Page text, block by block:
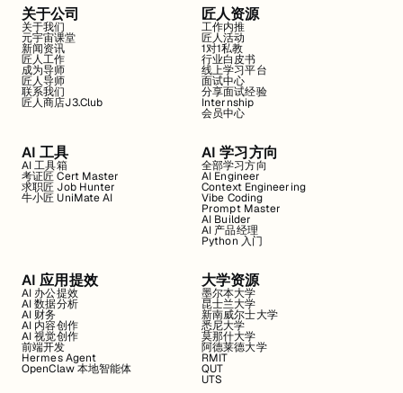
关于公司
关于我们
元宇宙课堂
新闻资讯
匠人工作
成为导师
匠人导师
联系我们
匠人商店J3.Club
匠人资源
工作内推
匠人活动
1对1私教
行业白皮书
线上学习平台
面试中心
分享面试经验
Internship
会员中心
AI 工具
AI 工具箱
考证匠 Cert Master
求职匠 Job Hunter
牛小匠 UniMate AI
AI 学习方向
全部学习方向
AI Engineer
Context Engineering
Vibe Coding
Prompt Master
AI Builder
AI 产品经理
Python 入门
AI 应用提效
AI 办公提效
AI 数据分析
AI 财务
AI 内容创作
AI 视觉创作
前端开发
Hermes Agent
OpenClaw 本地智能体
大学资源
墨尔本大学
昆士兰大学
新南威尔士大学
悉尼大学
莫那什大学
阿德莱德大学
RMIT
QUT
UTS